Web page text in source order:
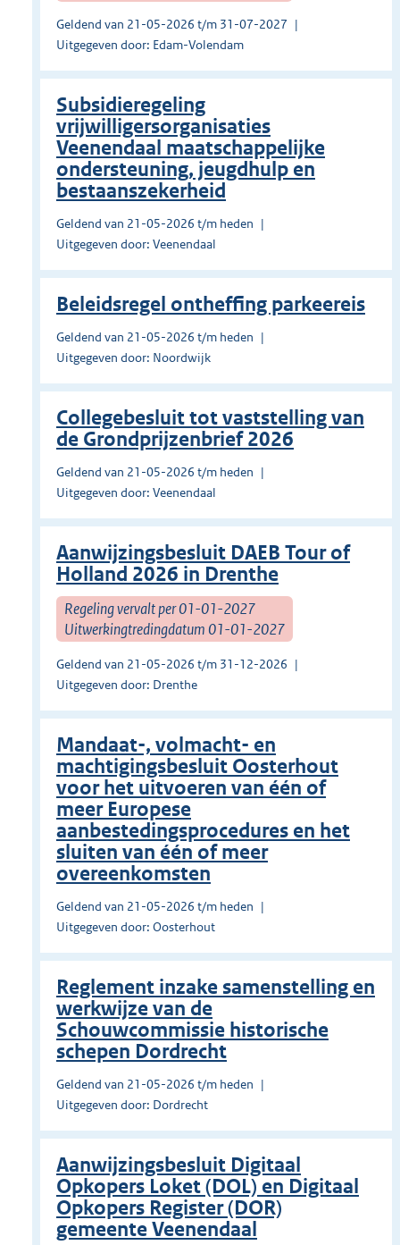
Geldend van 21-05-2026 t/m 31-07-2027
Uitgegeven door: Edam-Volendam
Subsidieregeling
vrijwilligersorganisaties
Veenendaal maatschappelijke
ondersteuning, jeugdhulp en
bestaanszekerheid
Geldend van 21-05-2026 t/m heden
Uitgegeven door: Veenendaal
Beleidsregel ontheffing parkeereis
Geldend van 21-05-2026 t/m heden
Uitgegeven door: Noordwijk
Collegebesluit tot vaststelling van
de Grondprijzenbrief 2026
Geldend van 21-05-2026 t/m heden
Uitgegeven door: Veenendaal
Aanwijzingsbesluit DAEB Tour of
Holland 2026 in Drenthe
Regeling vervalt per 01-01-2027
Uitwerkingtredingdatum 01-01-2027
Geldend van 21-05-2026 t/m 31-12-2026
Uitgegeven door: Drenthe
Mandaat-, volmacht- en
machtigingsbesluit Oosterhout
voor het uitvoeren van één of
meer Europese
aanbestedingsprocedures en het
sluiten van één of meer
overeenkomsten
Geldend van 21-05-2026 t/m heden
Uitgegeven door: Oosterhout
Reglement inzake samenstelling en
werkwijze van de
Schouwcommissie historische
schepen Dordrecht
Geldend van 21-05-2026 t/m heden
Uitgegeven door: Dordrecht
Aanwijzingsbesluit Digitaal
Opkopers Loket (DOL) en Digitaal
Opkopers Register (DOR)
gemeente Veenendaal